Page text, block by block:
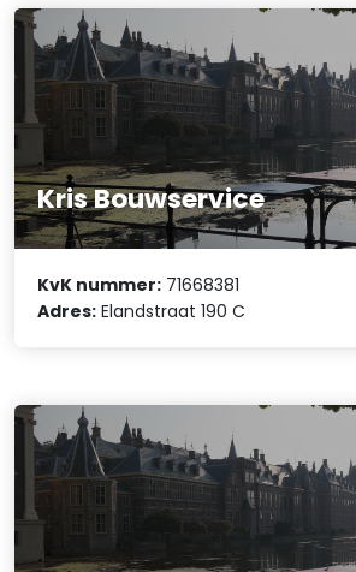
Kris Bouwservice
KvK nummer: 71668381
Adres: Elandstraat 190 C